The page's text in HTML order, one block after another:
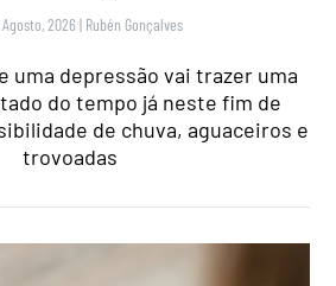
2026 | Rubén Gonçalves
uma depressão vai trazer uma
do tempo já neste fim de
de chuva, aguaceiros e
trovoadas